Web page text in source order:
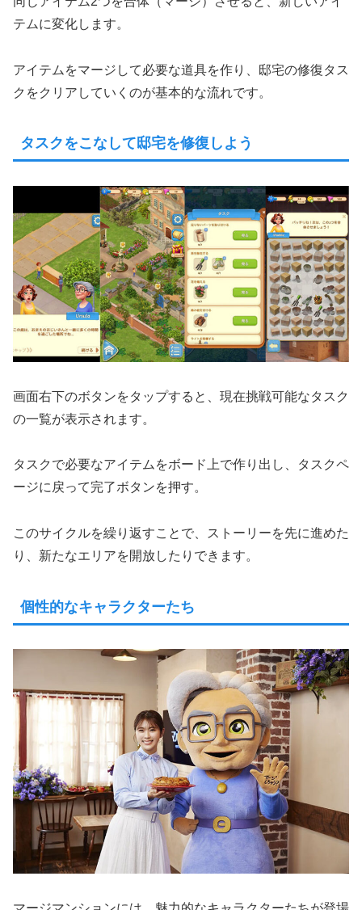
テムに変化します。
アイテムをマージして必要な道具を作り、邸宅の修復タス
クをクリアしていくのが基本的な流れです。
タスクをこなして邸宅を修復しよう
画面右下のボタンをタップすると、現在挑戦可能なタスク
の一覧が表示されます。
タスクで必要なアイテムをボード上で作り出し、タスクペ
ージに戻って完了ボタンを押す。
このサイクルを繰り返すことで、ストーリーを先に進めた
り、新たなエリアを開放したりできます。
個性的なキャラクターたち